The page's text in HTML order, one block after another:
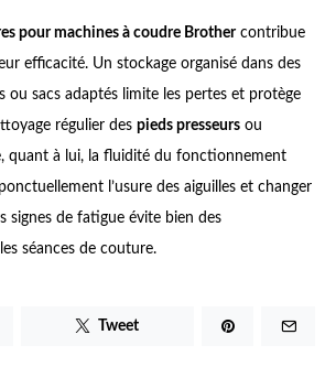
pour machines à coudre Brothercontribue
efficacité. Un stockage organisé dans des
ou sacs adaptés limite les pertes et protège
régulier des pieds presseursou
quant à lui, la fluidité du fonctionnement
l’usure des aiguilles et changer
signes de fatigue évite bien des
séances de couture.
Tweet